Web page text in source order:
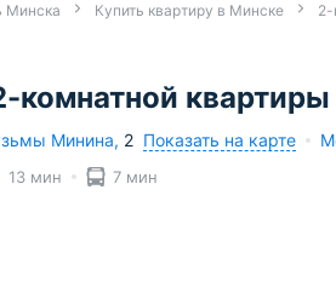
Минска Купить квартиру в Минске 2-
комнатной
Минина, 2 Показать на карте
13 мин 7 мин